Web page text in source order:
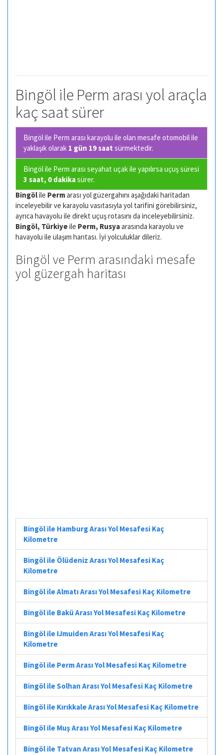
Bingöl ile Perm arası yol araçla
kaç saat sürer
Bingöl ile Perm arası karayolu ile olan mesafe otomobil ile
yaklaşık olarak 1 gün 19 saat sürmektedir.
Bingöl ile Perm arası seyahat uçak ile yapılırsa uçuş süresi
3 saat, 0 dakikasürer.
Bingölile Permarası yol güzergahını aşağıdaki haritadan
inceleyebilir ve karayolu vasıtasıyla yol tarifini görebilirsiniz,
ayrıca havayolu ile direkt uçuş rotasını da inceleyebilirsiniz.
Bingöl, Türkiyeile Perm, Rusyaarasında karayolu ve
havayolu ile ulaşım harıtası. İyi yolculuklar dileriz.
Bingöl ve Perm arasındaki mesafe
yol güzergah haritası
Bingöl ile Hamburg Arası Yol Mesafesi Kaç
Kilometre
Bingöl ile Ölüdeniz Arası Yol Mesafesi Kaç
Kilometre
Bingöl ile Almatı Arası Yol Mesafesi Kaç Kilometre
Bingöl ile Bakü Arası Yol Mesafesi Kaç Kilometre
Bingöl ile IJmuiden Arası Yol Mesafesi Kaç
Kilometre
Bingöl ile Perm Arası Yol Mesafesi Kaç Kilometre
Bingöl ile Solhan Arası Yol Mesafesi Kaç Kilometre
Bingöl ile Kırıkkale Arası Yol Mesafesi Kaç Kilometre
Bingöl ile Muş Arası Yol Mesafesi Kaç Kilometre
Bingöl ile Tatvan Arası Yol Mesafesi Kaç Kilometre